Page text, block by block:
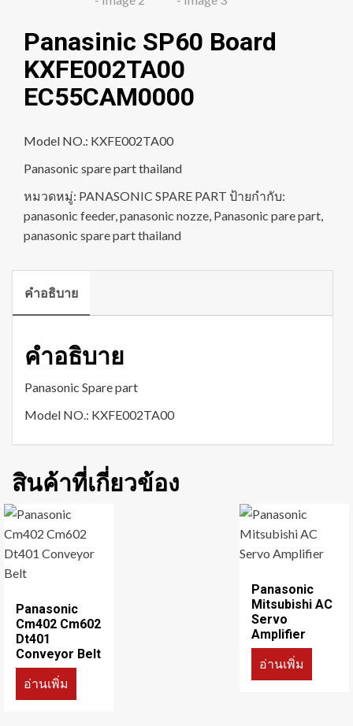
Panasinic SP60 Board
KXFE002TA00
EC55CAM0000
Model NO.: KXFE002TA00
Panasonic spare part thailand
หมวดหมู่: PANASONIC SPARE PART ป้ายกำกับ:
panasonic feeder,panasonic nozze, Panasonic pare part,
panasonic spare part thailand
คำอธิบาย
คำอธิบาย
Panasonic Spare part
Model NO.: KXFE002TA00
สินค้าที่เกี่ยวข้อง
Panasonic
Cm402 Cm602
Dt401
Conveyor Belt
อ่านเพิ่ม
Panasonic
Mitsubishi AC
Servo
Amplifier
อ่านเพิ่ม